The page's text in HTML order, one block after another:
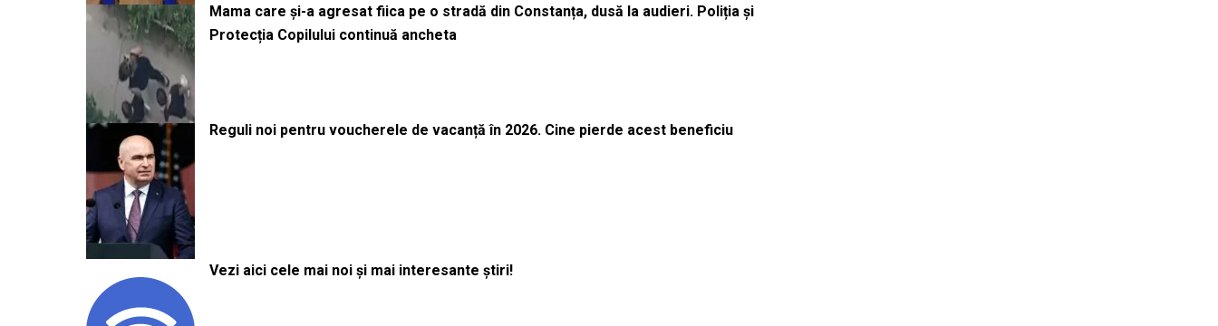
Mama care și-a agresat fiica pe o stradă din Constanța, dusă la audieri. Poliția și
Protecția Copilului continuă ancheta
Reguli noi pentru voucherele de vacanță în 2026. Cine pierde acest beneficiu
Vezi aici cele mai noi și mai interesante știri!